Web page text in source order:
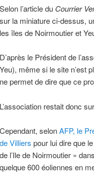
Selon l’article du Courrier
sur la miniature ci-dessus,
les îles de Noirmoutier et
D’après le Président de
Yeu), même si le site n’est
ne permet de dire que ce
L’association restait donc
Cependant, selonAFP, le
de Villiers pour lui dire que
de l’Ile de Noirmoutier »
quelque 600 éoliennes en